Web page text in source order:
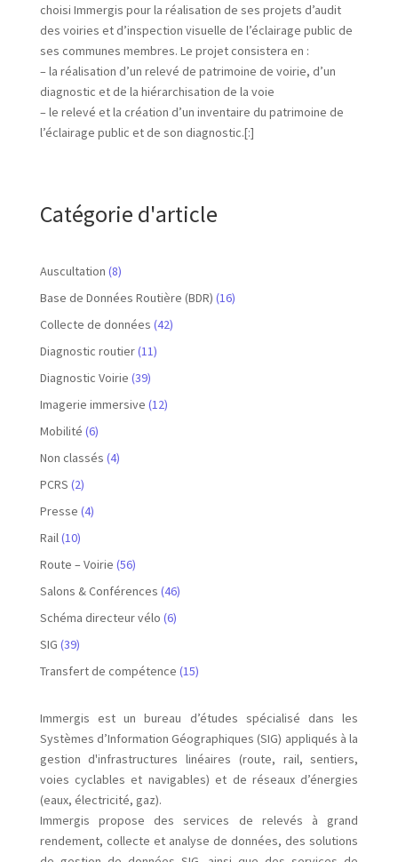
choisi Immergis pour la réalisation de ses projets d’audit
des voiries et d’inspection visuelle de l’éclairage public de
ses communes membres. Le projet consistera en :
– la réalisation d’un relevé de patrimoine de voirie, d’un
diagnostic et de la hiérarchisation de la voie
– le relevé et la création d’un inventaire du patrimoine de
l’éclairage public et de son diagnostic.[:]
Catégorie d'article
Auscultation (8)
Base de Données Routière (BDR) (16)
Collecte de données (42)
Diagnostic routier(11)
Diagnostic Voirie (39)
Imagerie immersive (12)
Mobilité (6)
Non classés (4)
PCRS (2)
Presse (4)
Rail (10)
Route – Voirie (56)
Salons & Conférences (46)
Schéma directeur vélo (6)
SIG (39)
Transfert de compétence (15)
Immergis est un bureau d’études spécialisé dans les
Systèmes d’Information Géographiques (SIG) appliqués à la
gestion d'infrastructures linéaires (route, rail, sentiers,
voies cyclables et navigables) et de réseaux d’énergies
(eaux, électricité, gaz).
Immergis propose des services de relevés à grand
rendement, collecte et analyse de données, des solutions